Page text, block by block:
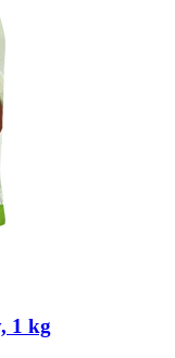
1 kg